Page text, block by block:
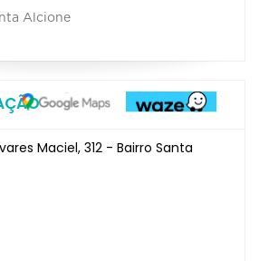
Alcione
Maciel, 312 - Bairro Santa